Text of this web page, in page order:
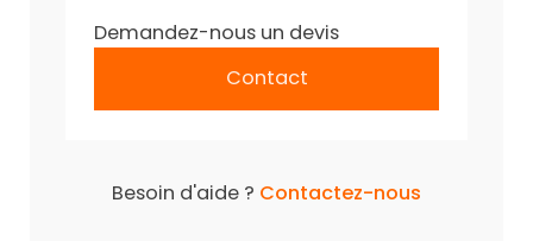
Demandez-nous un devis
Contact
Besoin d'aide ? Contactez-nous